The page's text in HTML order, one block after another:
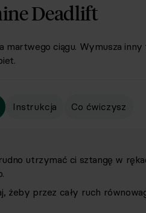
Deadlift
martwego ciągu. Wymusza inny
Instrukcja Co ćwiczysz
utrzymać ci sztangę w
żeby przez cały ruch